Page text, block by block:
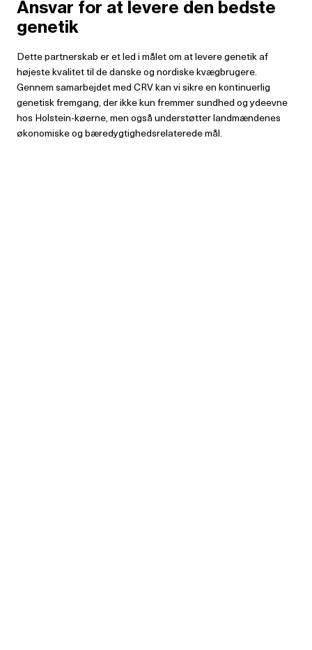
Ansvar for at levere den bedste
genetik
Dette partnerskab er et led i målet om at levere genetik af
højeste kvalitet til de danske og nordiske kvægbrugere.
Gennem samarbejdet med CRV kan vi sikre en kontinuerlig
genetisk fremgang, der ikke kun fremmer sundhed og ydeevne
hos Holstein-køerne, men også understøtter landmændenes
økonomiske og bæredygtighedsrelaterede mål.